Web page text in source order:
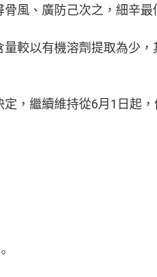
風、廣防己次之，細辛最
較以有機溶劑提取為少
，繼續維持從6月1日起